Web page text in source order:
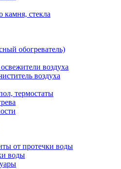
камня, стекла
обогреватель)
воздуха
воздуха
термостаты
от протечки воды
воды